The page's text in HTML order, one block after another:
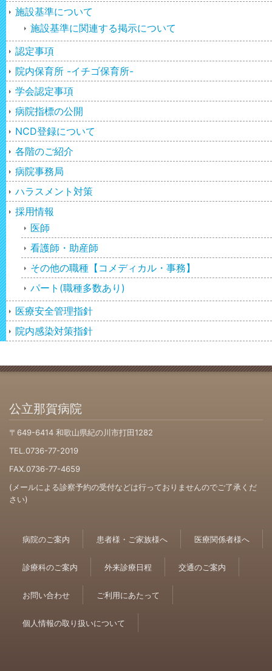
施設基準について
施設基準に関連する掲示について
認定事項
院内保育所 -イチゴ保育所-
学会認定事項
病院指標の公開
NCD登録について
各階のご紹介
病院事務局
ハラスメント対策
採用情報
医師
看護師・助産師
その他の職種【コメディカル・事務】
パート(職種多数あり)
医療安全管理指針
院内感染対策指針
公立那賀病院
〒649-6414 和歌山県紀の川市打田1282
TEL.0736-77-2019
FAX.0736-77-4659
(メールによる診察予約の受付などは行っておりませんのでご了承くだ
さい)
病院のご案内 患者様・ご家族様へ 医療関係者様へ
診療科のご案内 外来診療日程 交通のご案内
お問い合わせ ご利用にあたって
個人情報の取り扱いについて